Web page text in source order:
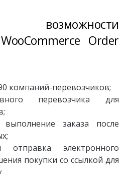
Order
компаний-перевозчиков;
перевозчика для
заказа после
отправка электронного
покупки со ссылкой для